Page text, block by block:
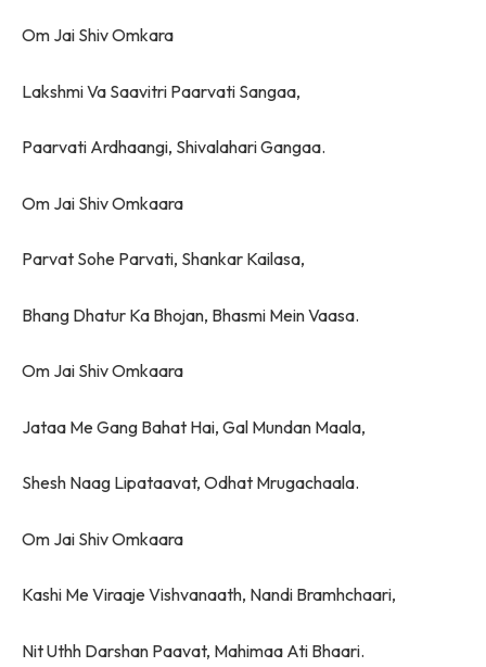
Om Jai Shiv Omkara
Lakshmi Va Saavitri Paarvati Sangaa,
Paarvati Ardhaangi, Shivalahari Gangaa.
Om Jai Shiv Omkaara
Parvat Sohe Parvati, Shankar Kailasa,
Bhang Dhatur Ka Bhojan, Bhasmi Mein Vaasa.
Om Jai Shiv Omkaara
Jataa Me Gang Bahat Hai, Gal Mundan Maala,
Shesh Naag Lipataavat, Odhat Mrugachaala.
Om Jai Shiv Omkaara
Kashi Me Viraaje Vishvanaath, Nandi Bramhchaari,
Nit Uthh Darshan Paavat, Mahimaa Ati Bhaari.